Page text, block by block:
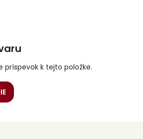
príspevok k tejto položke.